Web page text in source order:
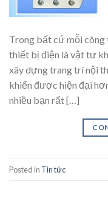
Trong bất cứ mỗi
thiết bị điện là vật tư
xây dựng trang trí nội
khiển được hiện đại
nhiều bạn rất […]
Posted in Tin tức